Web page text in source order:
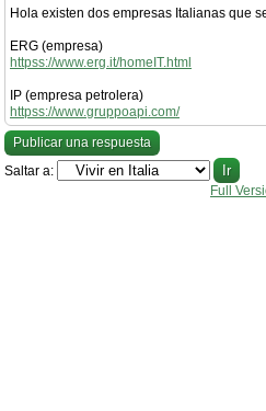
Hola existen dos empresas Italianas que
ERG (empresa)
httpss://www.erg.it/homeIT.html
IP (empresa petrolera)
httpss://www.gruppoapi.com/
Publicar una respuesta
Saltar a:
Full